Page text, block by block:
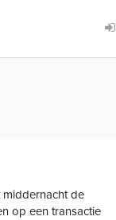
de
op een transactie